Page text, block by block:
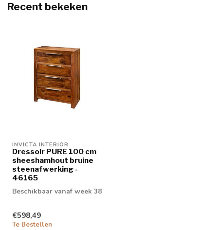
Recent bekeken
INVICTA INTERIOR
Dressoir PURE 100 cm
sheeshamhout bruine
steenafwerking -
46165
Beschikbaar vanaf week 38
€598,49
Te Bestellen